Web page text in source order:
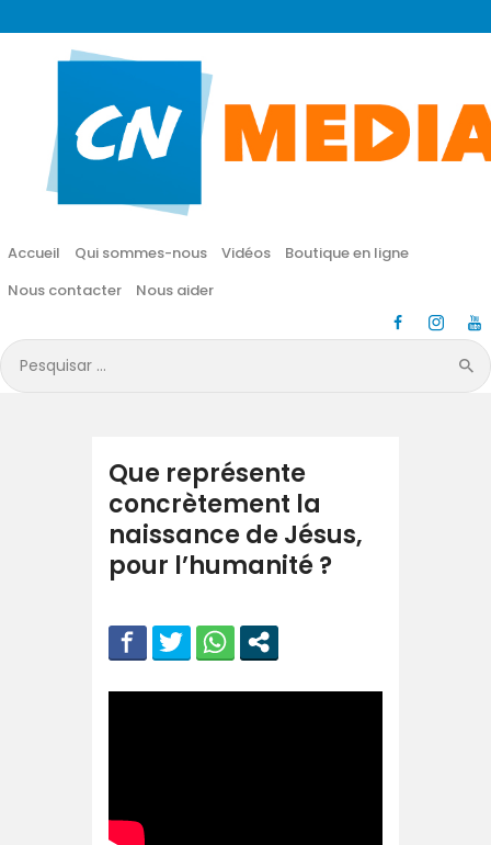
Accueil Qui sommes-nous Vidéos
Boutique en ligne
Nous contacter
Nous aider
Pesquisar
por:
CN MÉDIA
Une vie nouvelle en JESUS !
Accueil
Vidéos
Boutique en ligne
Nous aider
Que représente
concrètement la
naissance de Jésus,
pour l’humanité ?